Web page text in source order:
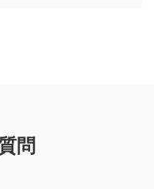
問